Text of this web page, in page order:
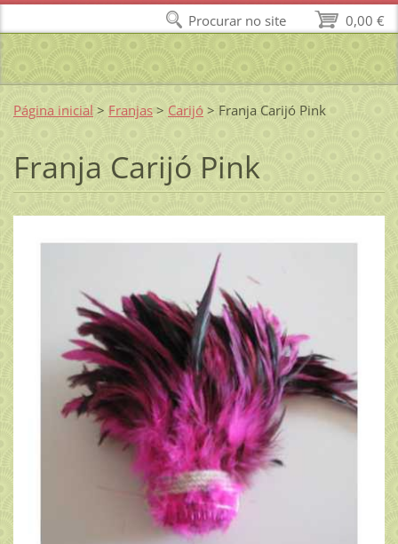
Página inicial > Franjas > Carijó > Franja Carijó Pink
Franja Carijó Pink
0,00 €
Procurar no site